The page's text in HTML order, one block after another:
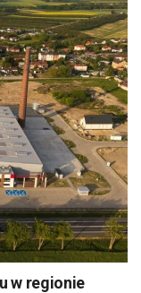
w regionie